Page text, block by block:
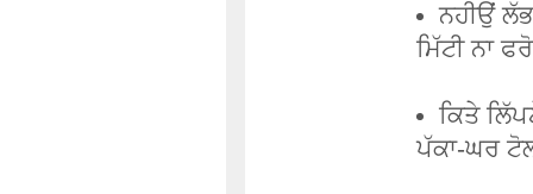
ਨਹੀਉਂ
ਮਿੱਟੀ ਨਾ
ਕਿਤੇ
ਪੱਕਾ-ਘਰ